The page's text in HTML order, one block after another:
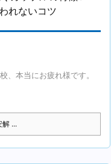
れないコツ
、本当にお疲れ様です。
解 ...